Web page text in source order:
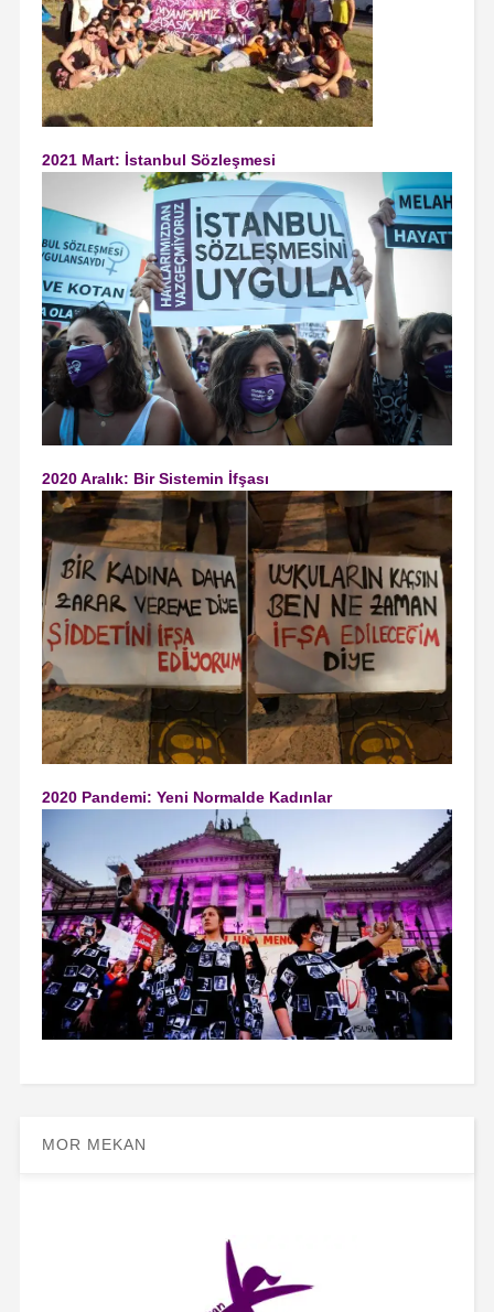
2021 Mart: İstanbul Sözleşmesi
2020 Aralık: Bir Sistemin İfşası
2020 Pandemi: Yeni Normalde Kadınlar
MOR MEKAN